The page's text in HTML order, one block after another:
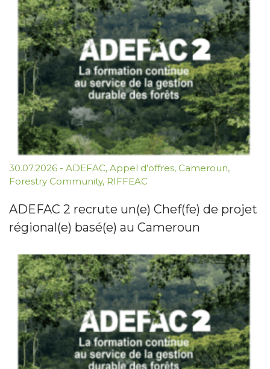
30.07.2026 - ADEFAC, Appel d’offres, Cameroun,
Forestry Community, RIFFEAC
ADEFAC 2 recrute un(e) Chef(fe) de projet
régional(e) basé(e) au Cameroun